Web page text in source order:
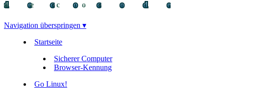
decocode
decocode
deco
Navigation überspringen ▾
Startseite
Sicherer Computer
Browser-Kennung
Go Linux!